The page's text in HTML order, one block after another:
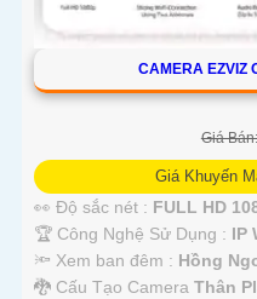
CAMERA EZVIZ
Giá
Giá Khuyến
👀 Độ sắc nét : FULL HD
🏆 Công Nghệ Sử Dụng : IP
🔦 Xem ban đêm : Hồng
🐉️ Cấu Tạo Camera Thân